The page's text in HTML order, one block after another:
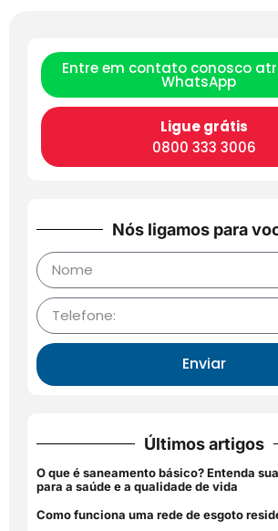
Entre em contato conosco
WhatsApp
Ligue grátis
0800 333 3006
Nós ligamos para
Enviar
Últimos artigos
O que é saneamento básico? Entenda
para a saúde e a qualidade de vida
Como funciona uma rede de esgoto